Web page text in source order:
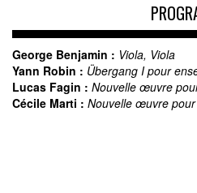
George Benjamin : Viola, Viola
Yann Robin : Übergang I pour
Lucas Fagin : Nouvelle œuvre
Cécile Marti : Nouvelle œuvre